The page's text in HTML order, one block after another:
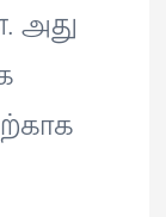
அது